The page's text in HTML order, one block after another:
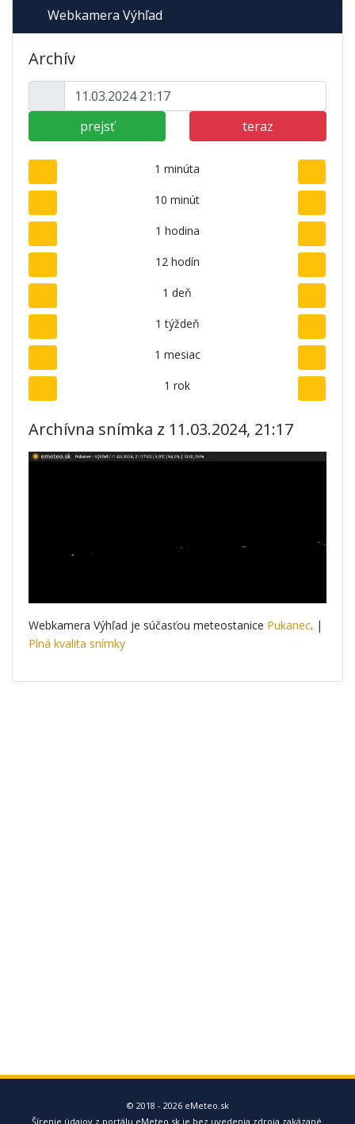
Webkamera Výhľad
Archív
prejsť teraz
1 minúta
10 minút
1 hodina
12 hodín
1 deň
1 týždeň
1 mesiac
1 rok
Archívna snímka z 11.03.2024, 21:17
Webkamera Výhľad je súčasťou meteostanice Pukanec. |
Plná kvalita snímky
© 2018 - 2026 eMeteo.sk
Šírenie údajov z portálu eMeteo.sk je bez uvedenia zdroja zakázané.